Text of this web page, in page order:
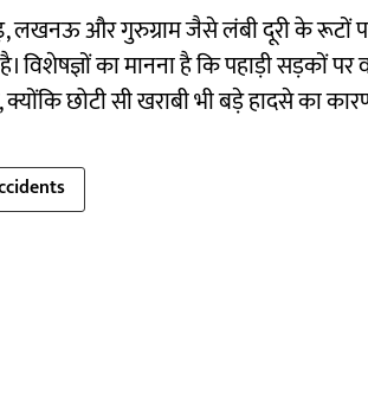
लखनऊ और गुरुग्राम जैसे लंबी दूरी के रूटों
है। विशेषज्ञों का मानना है कि पहाड़ी
छोटी सी खराबी भी बड़े हादसे का